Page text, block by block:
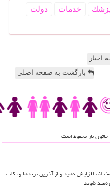
پزشك خدمات
دولت
اخبار
بازگشت به صفحه اصلی
افزایش دهید و از آخرین ترندها و نکات
شوید